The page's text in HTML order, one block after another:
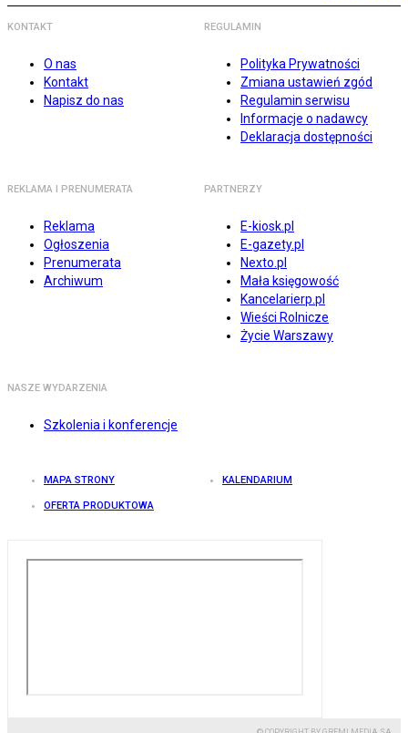
KONTAKT
O nas
Kontakt
Napisz do nas
REGULAMIN
Polityka Prywatności
Zmiana ustawień zgód
Regulamin serwisu
Informacje o nadawcy
Deklaracja dostępności
REKLAMA I PRENUMERATA
Reklama
Ogłoszenia
Prenumerata
Archiwum
PARTNERZY
E-kiosk.pl
E-gazety.pl
Nexto.pl
Mała księgowość
Kancelarierp.pl
Wieści Rolnicze
Życie Warszawy
NASZE WYDARZENIA
Szkolenia i konferencje
MAPA STRONY KALENDARIUM
OFERTA PRODUKTOWA